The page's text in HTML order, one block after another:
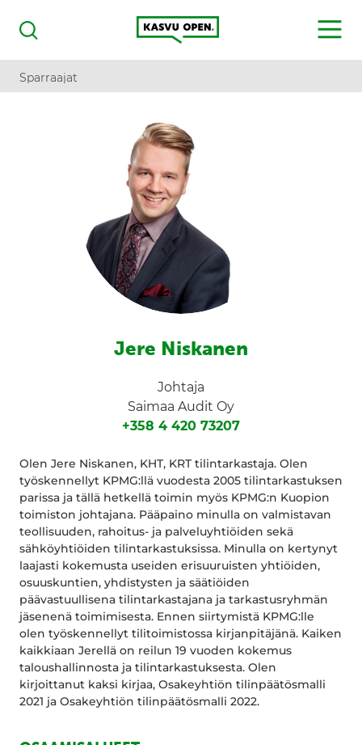
Haku
Kasvu Open
MENU
Sparraajat
Jere Niskanen
Johtaja
Saimaa Audit Oy
+358 4 420 73207
Olen Jere Niskanen, KHT, KRT tilintarkastaja. Olen
työskennellyt KPMG:llä vuodesta 2005 tilintarkastuksen
parissa ja tällä hetkellä toimin myös KPMG:n Kuopion
toimiston johtajana. Pääpaino minulla on valmistavan
teollisuuden, rahoitus- ja palveluyhtiöiden sekä
sähköyhtiöiden tilintarkastuksissa. Minulla on kertynyt
laajasti kokemusta useiden erisuuruisten yhtiöiden,
osuuskuntien, yhdistysten ja säätiöiden
päävastuullisena tilintarkastajana ja tarkastusryhmän
jäsenenä toimimisesta. Ennen siirtymistä KPMG:lle
olen työskennellyt tilitoimistossa kirjanpitäjänä. Kaiken
kaikkiaan Jerellä on reilun 19 vuoden kokemus
taloushallinnosta ja tilintarkastuksesta. Olen
kirjoittanut kaksi kirjaa, Osakeyhtiön tilinpäätösmalli
2021 ja Osakeyhtiön tilinpäätösmalli 2022.